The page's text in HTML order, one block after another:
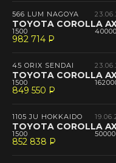
566 LUM NAGOYA
TOYOTA COROLLA
1500 40000
982 714 P
--
45 ORIX SENDAI
TOYOTA COROLLA
1500
849 550 P
--
1105 JU HOKKAIDO
TOYOTA COROLLA
1500 50000
852 838 P
--